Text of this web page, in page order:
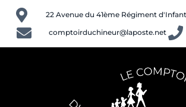
Aller
au
22 Avenue du 41ème Régiment
comptoirduchineur@laposte.net